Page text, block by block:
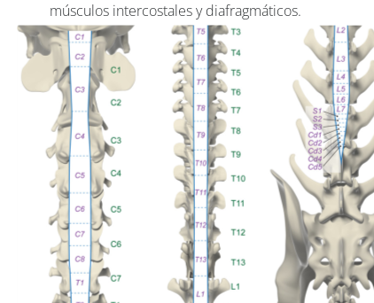
músculos intercostales y diafragmáticos.